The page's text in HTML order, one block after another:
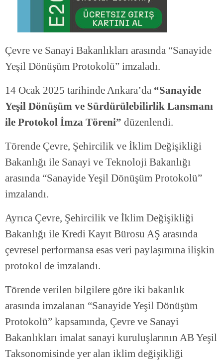
Çevre ve Sanayi Bakanlıkları arasında “Sanayide
Yeşil Dönüşüm Protokolü” imzaladı.
14 Ocak 2025 tarihinde Ankara’da “Sanayide
Yeşil Dönüşüm ve Sürdürülebilirlik Lansmanı
ile Protokol İmza Töreni” düzenlendi.
Törende Çevre, Şehircilik ve İklim Değişikliği
Bakanlığı ile Sanayi ve Teknoloji Bakanlığı
arasında “Sanayide Yeşil Dönüşüm Protokolü”
imzalandı.
Ayrıca Çevre, Şehircilik ve İklim Değişikliği
Bakanlığı ile Kredi Kayıt Bürosu AŞ arasında
çevresel performansa esas veri paylaşımına ilişkin
protokol de imzalandı.
Törende verilen bilgilere göre iki bakanlık
arasında imzalanan “Sanayide Yeşil Dönüşüm
Protokolü” kapsamında, Çevre ve Sanayi
Bakanlıkları imalat sanayi kuruluşlarının AB Yeşil
Taksonomisinde yer alan iklim değişikliği